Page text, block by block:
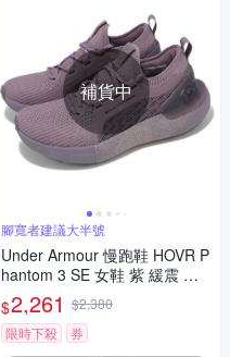
補貨中
腳寬者建議大半號
Under Armour 慢跑鞋 HOVR P
hantom 3 SE 女鞋 紫 緩震 襪
套 運動鞋 UA 3026584600
$2,261 $2,380
限時下殺
券